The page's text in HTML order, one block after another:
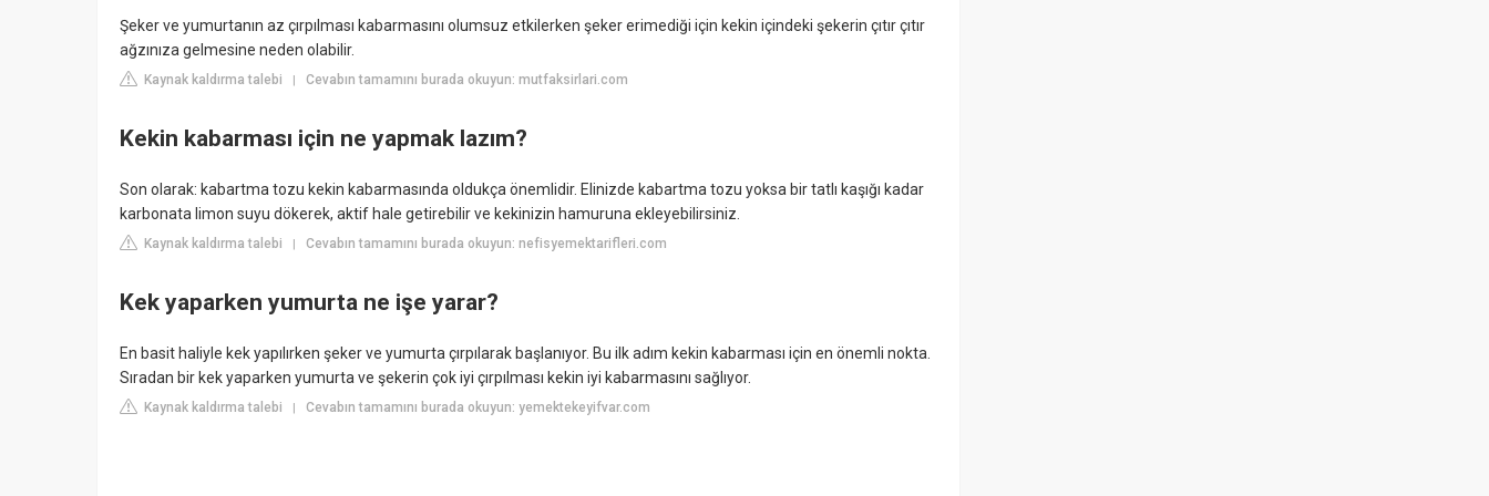
Şeker ve yumurtanın az çırpılması kabarmasını olumsuz etkilerken şeker erimediği için kekin içindeki şekerin çıtır çıtır
ağzınıza gelmesine neden olabilir.
Kaynak kaldırma talebi | Cevabın tamamını burada okuyun: mutfaksirlari.com
Kekin kabarması için ne yapmak lazım?
Son olarak: kabartma tozu kekin kabarmasında oldukça önemlidir. Elinizde kabartma tozu yoksa bir tatlı kaşığı kadar
karbonata limon suyu dökerek, aktif hale getirebilir ve kekinizin hamuruna ekleyebilirsiniz.
Kaynak kaldırma talebi | Cevabın tamamını burada okuyun: nefisyemektarifleri.com
Kek yaparken yumurta ne işe yarar?
En basit haliyle kek yapılırken şeker ve yumurta çırpılarak başlanıyor. Bu ilk adım kekin kabarması için en önemli nokta.
Sıradan bir kek yaparken yumurta ve şekerin çok iyi çırpılması kekin iyi kabarmasını sağlıyor.
Kaynak kaldırma talebi | Cevabın tamamını burada okuyun: yemektekeyifvar.com